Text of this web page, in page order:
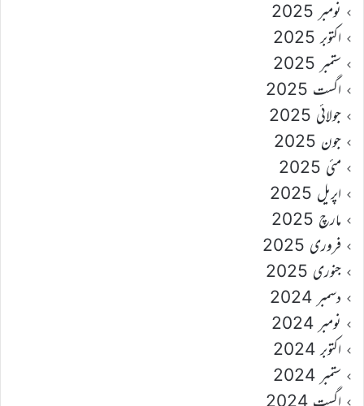
نومبر 2025
اکتوبر 2025
ستمبر 2025
اگست 2025
جولائی 2025
جون 2025
مئی 2025
اپریل 2025
مارچ 2025
فروری 2025
جنوری 2025
دسمبر 2024
نومبر 2024
اکتوبر 2024
ستمبر 2024
اگست 2024